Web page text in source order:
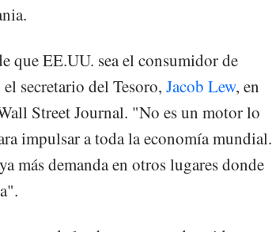
que EE.UU. sea el consumidor de
secretario del Tesoro, Jacob Lew, en
Street Journal. "No es un motor lo
impulsar a toda la economía mundial.
más demanda en otros lugares donde